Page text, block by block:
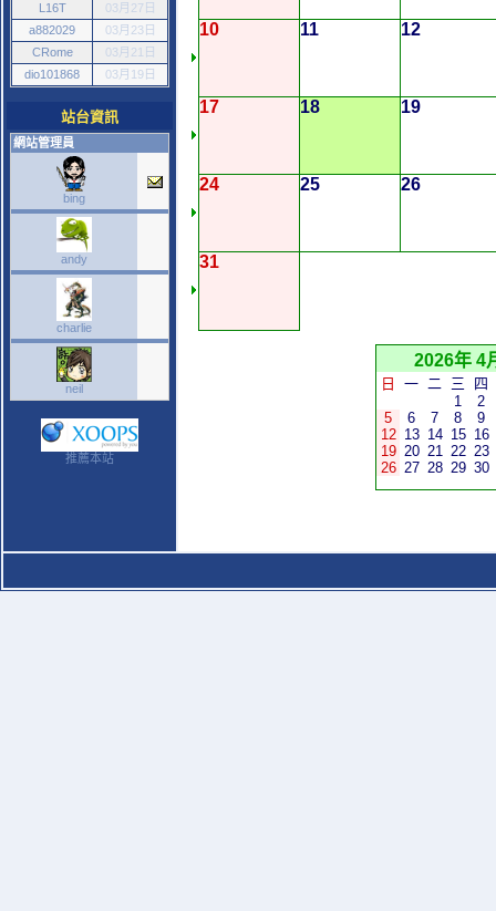
L16T
03月27日
a882029
03月23日
CRome
03月21日
dio101868
03月19日
站台資訊
網站管理員
bing
andy
charlie
neil
推薦本站
10 11 12
17 18 19
24 25 26
31
2026年 4
日 一 二 三
四
1
2
5
6 7 8
9
12 13 14 15 16
19 20 21 22 23
26 27 28 29 30